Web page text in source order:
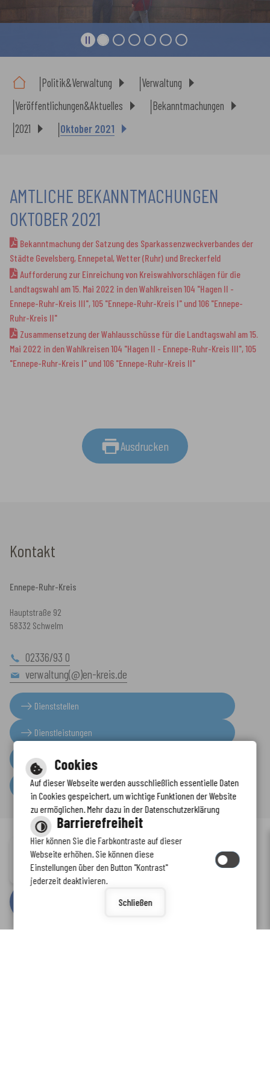
Politik&Verwaltung
Verwaltung
Veröffentlichungen&Aktuelles
Bekanntmachungen
2021
Oktober 2021
AMTLICHE BEKANNTMACHUNGEN
OKTOBER 2021
Bekanntmachung der Satzung des Sparkassenzweckverbandes der
Städte Gevelsberg, Ennepetal, Wetter (Ruhr) und Breckerfeld
Aufforderung zur Einreichung von Kreiswahlvorschlägen für die
Landtagswahl am 15. Mai 2022 in den Wahlkreisen 104 "Hagen II -
Ennepe-Ruhr-Kreis III", 105 "Ennepe-Ruhr-Kreis I" und 106 "Ennepe-
Ruhr-Kreis II"
Zusammensetzung der Wahlausschüsse für die Landtagswahl am 15.
Mai 2022 in den Wahlkreisen 104 "Hagen II - Ennepe-Ruhr-Kreis III", 105
"Ennepe-Ruhr-Kreis I" und 106 "Ennepe-Ruhr-Kreis II"
Ausdrucken
Kontakt
Ennepe-Ruhr-Kreis
Hauptstraße 92
58332 Schwelm
02336/93 0
verwaltung(@)en-kreis.de
Dienststellen
Dienstleistungen
Presseinformationen
Serviceportal
Inhalt-Impressum-Datenschutzerklärung Kontaktformular -
Barrierefreiheit
bycm citymedia GmbH
Immer auf dem neuesten Stand
www.enkreis.de möchte Ihnen Benachrichtigungen senden
Cookies
Auf dieser Webseite werden ausschließlich essentielle Daten
in Cookies gespeichert, um wichtige Funktionen der Website
zu ermöglichen. Mehr dazu in der Datenschutzerklärung
Barrierefreiheit
Hier können Sie die Farbkontraste auf dieser
Webseite erhöhen. Sie können diese
Einstellungen über den Button "Kontrast"
jederzeit deaktivieren.
Schließen